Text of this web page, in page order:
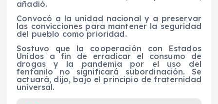
añadió.
Convocó a la unidad nacional y a preservar
las convicciones para mantener la seguridad
del pueblo como prioridad.
Sostuvo que la cooperación con Estados
Unidos a fin de erradicar el consumo de
drogas y la pandemia por el uso del
fentanilo no significará subordinación. Se
actuará, dijo, bajo el principio de fraternidad
universal.